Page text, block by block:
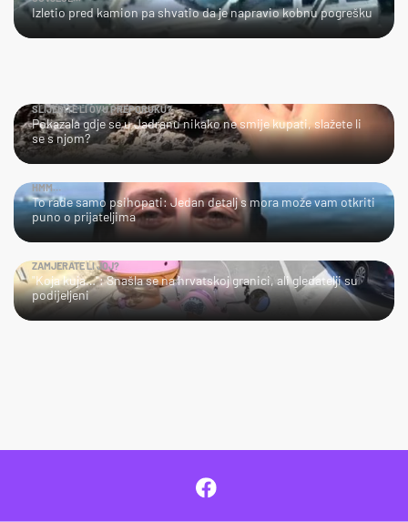
Izletio pred kamion pa shvatio da je napravio kobnu pogrešku
SLIJEDITE LI OVU PREPORUKU?
Pokazala gdje se u Jadranu nikako ne smije kupati, slažete li
se s njom?
HMM…
To rade samo psihopati: Jedan detalj s mora može vam otkriti
puno o prijateljima
ZAMJERATE LI JOJ?
"Koja kuja…": Snašla se na hrvatskoj granici, ali gledatelji su
podijeljeni